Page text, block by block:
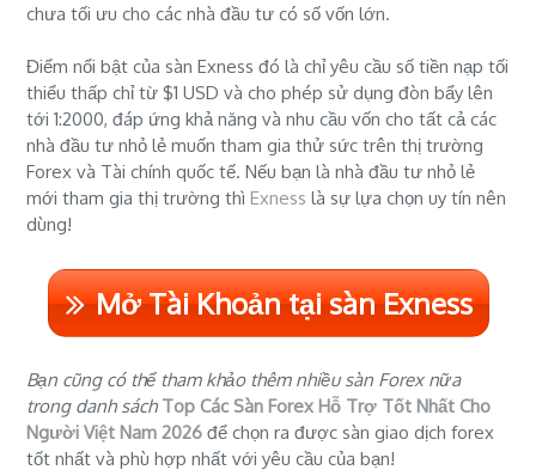
chưa tối ưu cho các nhà đầu tư có số vốn lớn.
Điểm nổi bật của sàn Exness đó là chỉ yêu cầu số tiền nạp tối
thiểu thấp chỉ từ $1 USD và cho phép sử dụng đòn bẩy lên
tới 1:2000, đáp ứng khả năng và nhu cầu vốn cho tất cả các
nhà đầu tư nhỏ lẻ muốn tham gia thử sức trên thị trường
Forex và Tài chính quốc tế. Nếu bạn là nhà đầu tư nhỏ lẻ
mới tham gia thị trường thìExness là sự lựa chọn uy tín nên
dùng!
Mở Tài Khoản tại sàn Exness
Bạn cũng có thể tham khảo thêm nhiều sàn Forex nữa
trong danh sách Top Các Sàn Forex Hỗ Trợ Tốt Nhất Cho
Người Việt Nam 2026 để chọn ra được sàn giao dịch forex
tốt nhất và phù hợp nhất với yêu cầu của bạn!